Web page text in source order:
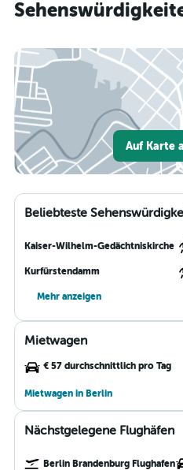
Auf Karte
Beliebteste
Kaiser-Wilhelm-Gedächtniskirche
Kurfürstendamm
Mehr anzeigen
Mietwagen
€ 57 durchschnittlich pro Tag
Mietwagen in Berlin
Nächstgelegene Flughäfen
Berlin Brandenburg Flughafen